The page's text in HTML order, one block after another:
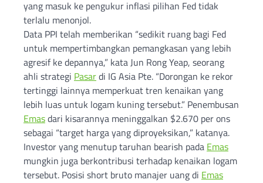
yang masuk ke pengukur inflasi pilihan Fed tidak
terlalu menonjol.
Data PPI telah memberikan “sedikit ruang bagi Fed
untuk mempertimbangkan pemangkasan yang lebih
agresif ke depannya,” kata Jun Rong Yeap, seorang
ahli strategi Pasardi IG Asia Pte. “Dorongan ke rekor
tertinggi lainnya memperkuat tren kenaikan yang
lebih luas untuk logam kuning tersebut.” Penembusan
Emasdari kisarannya meninggalkan $2.670 per ons
sebagai “target harga yang diproyeksikan,” katanya.
Investor yang menutup taruhan bearish pada Emas
mungkin juga berkontribusi terhadap kenaikan logam
tersebut. Posisi short bruto manajer uang di Emas